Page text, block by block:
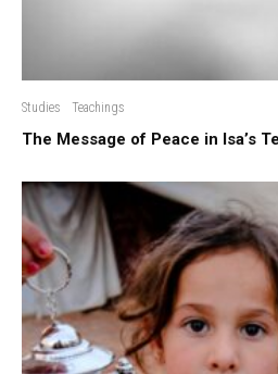
Studies Teachings
The Message of Peace in Isa’s